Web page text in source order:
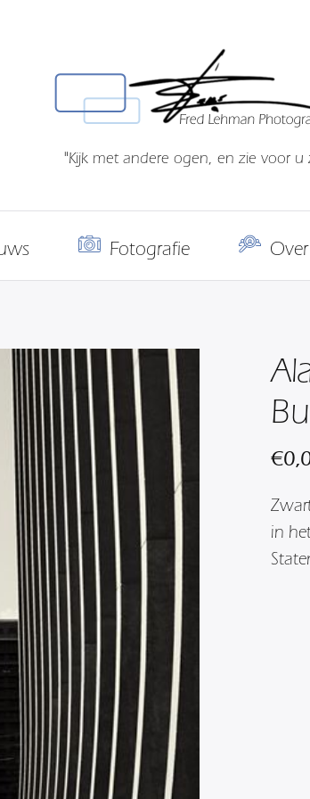
"Kijk met andere ogen, en zie voor u
Fotografie
€
in